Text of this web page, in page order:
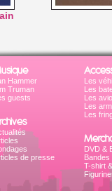
Hammer
Truman
guests
de presse
Les
Les
Les
Les
Les
DVD &
Bandes
T-shirt